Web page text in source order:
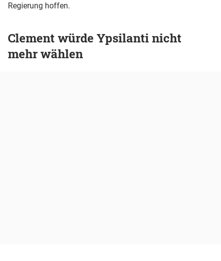
Regierung hoffen.
Clement würde Ypsilanti nicht
mehr wählen